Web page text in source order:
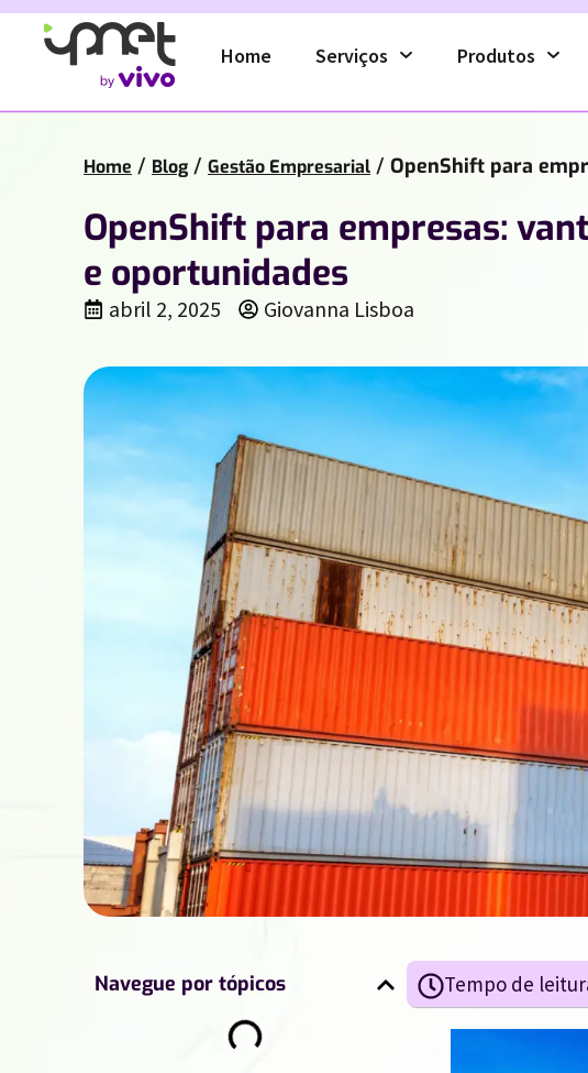
Home Serviços Produtos
Home / Blog / Gestão Empresarial / OpenShift para
OpenShift para empresas:
e oportunidades
abril 2, 2025 Giovanna Lisboa
Navegue por tópicos